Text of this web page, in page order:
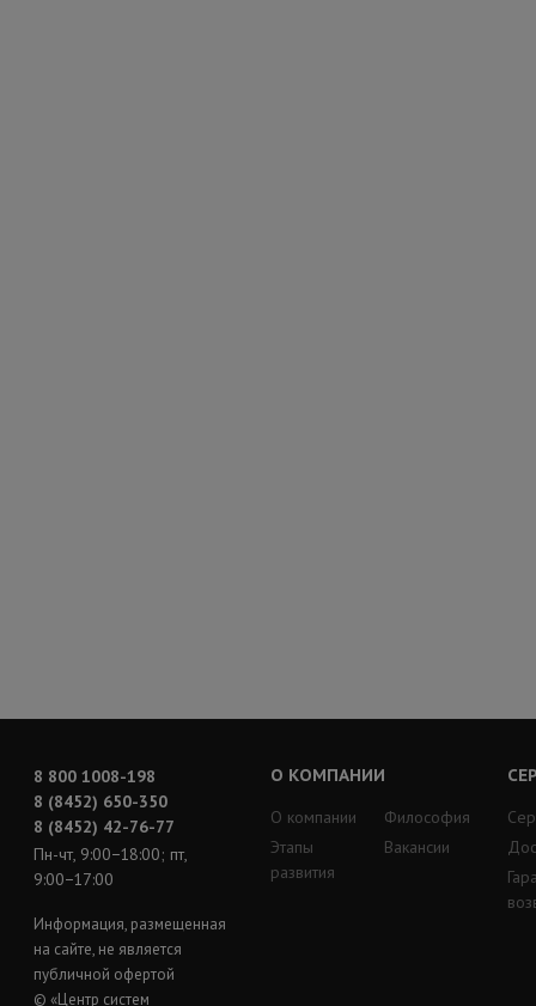
8 800 1008-198
8 (8452) 650-350
8 (8452) 42-76-77
Пн-чт, 9:00−18:00; пт,
9:00−17:00
Информация, размещенная
на сайте, не является
публичной офертой
© «Центр систем
О КОМПАНИИ
О компании
Этапы
развития
Философия
Вакансии